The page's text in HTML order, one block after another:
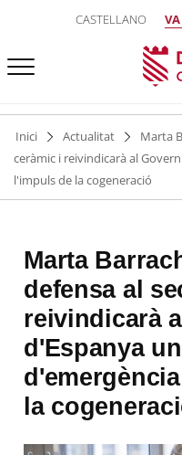
CASTELLANO
Inici Actualitat
Marta
ceràmic i reivindicarà al
l'impuls de la cogeneració
Marta
defensa al
reivindicarà
d'Espanya
la